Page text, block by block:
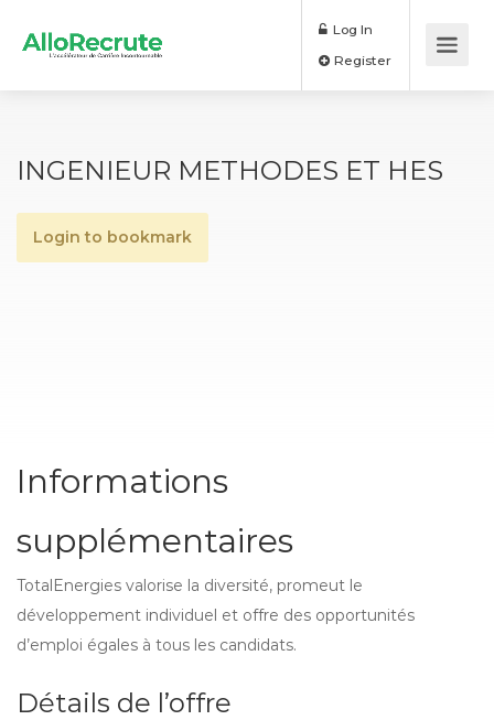
Log In
INGENIEUR METHODES ET HES
Login to bookmark
Informations
supplémentaires
TotalEnergies valorise la diversité, promeut le
développement individuel et offre des opportunités
d’emploi égales à tous les candidats.
Détails de l’offre